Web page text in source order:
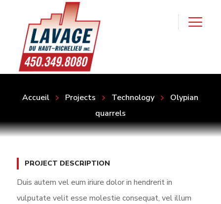
Accueil Projects Technology
Olypian
quarrels
PROJECT DESCRIPTION
Duis autem vel eum iriure dolor in hendrerit in
vulputate velit esse molestie consequat, vel illum